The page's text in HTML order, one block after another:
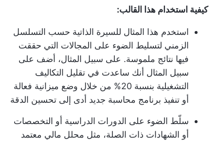
كيفية استخدام هذا القالب:
استخدم هذا المثال للسيرة الذاتية حسب التسلسل
الزمني لتسليط الضوء على المجالات التي حققت
فيها نتائج ملموسة. على سبيل المثال، أضف على
سبيل المثال أنك ساعدت في تقليل التكاليف
التشغيلية بنسبة 20% من خلال وضع ميزانية فعالة
أو تنفيذ برنامج محاسبة جديد أدى إلى تحسين الدقة
سلّط الضوء على الدورات الدراسية أو التخصصات
أو الشهادات ذات الصلة، مثل محلل مالي معتمد